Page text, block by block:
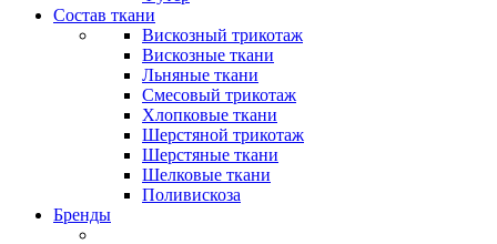
Состав ткани
Вискозный трикотаж
Вискозные ткани
Льняные ткани
Смесовый трикотаж
Хлопковые ткани
Шерстяной трикотаж
Шерстяные ткани
Шелковые ткани
Поливискоза
Бренды